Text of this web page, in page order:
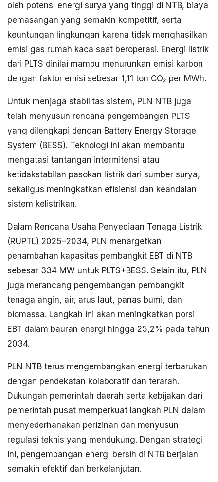
oleh potensi energi surya yang tinggi di NTB, biaya
pemasangan yang semakin kompetitif, serta
keuntungan lingkungan karena tidak menghasilkan
emisi gas rumah kaca saat beroperasi. Energi listrik
dari PLTS dinilai mampu menurunkan emisi karbon
dengan faktor emisi sebesar 1,11 ton CO₂ per MWh.
Untuk menjaga stabilitas sistem, PLN NTB juga
telah menyusun rencana pengembangan PLTS
yang dilengkapi dengan Battery Energy Storage
System (BESS). Teknologi ini akan membantu
mengatasi tantangan intermitensi atau
ketidakstabilan pasokan listrik dari sumber surya,
sekaligus meningkatkan efisiensi dan keandalan
sistem kelistrikan.
Dalam Rencana Usaha Penyediaan Tenaga Listrik
(RUPTL) 2025–2034, PLN menargetkan
penambahan kapasitas pembangkit EBT di NTB
sebesar 334 MW untuk PLTS+BESS. Selain itu, PLN
juga merancang pengembangan pembangkit
tenaga angin, air, arus laut, panas bumi, dan
biomassa. Langkah ini akan meningkatkan porsi
EBT dalam bauran energi hingga 25,2% pada tahun
2034.
PLN NTB terus mengembangkan energi terbarukan
dengan pendekatan kolaboratif dan terarah.
Dukungan pemerintah daerah serta kebijakan dari
pemerintah pusat memperkuat langkah PLN dalam
menyederhanakan perizinan dan menyusun
regulasi teknis yang mendukung. Dengan strategi
ini, pengembangan energi bersih di NTB berjalan
semakin efektif dan berkelanjutan.